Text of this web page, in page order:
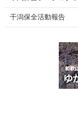
干潟保全活動報告